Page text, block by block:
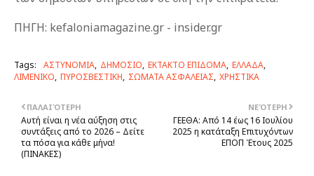
ΠΗΓΗ: kefaloniamagazine.gr - insider.gr
Tags: ΑΣΤΥΝΟΜΙΑ ΔΗΜΟΣΙΟ ΕΚΤΑΚΤΟ ΕΠΙΔΟΜΑ ΕΛΛΑΔΑ
ΛΙΜΕΝΙΚΟ ΠΥΡΟΣΒΕΣΤΙΚΗ ΣΩΜΑΤΑ ΑΣΦΑΛΕΙΑΣ ΧΡΗΣΤΙΚΑ
ΝΕΌΤΕΡΗ
ΓΕΕΘΑ: Από 14 έως 16 Ιουλίου
2025 η κατάταξη Επιτυχόντων
ΕΠΟΠ Έτους 2025
ΠΑΛΑΙΌΤΕΡΗ
Aυτή είναι η νέα αύξηση στις
συντάξεις από το 2026 – Δείτε
τα πόσα για κάθε μήνα!
(ΠINAKEΣ)